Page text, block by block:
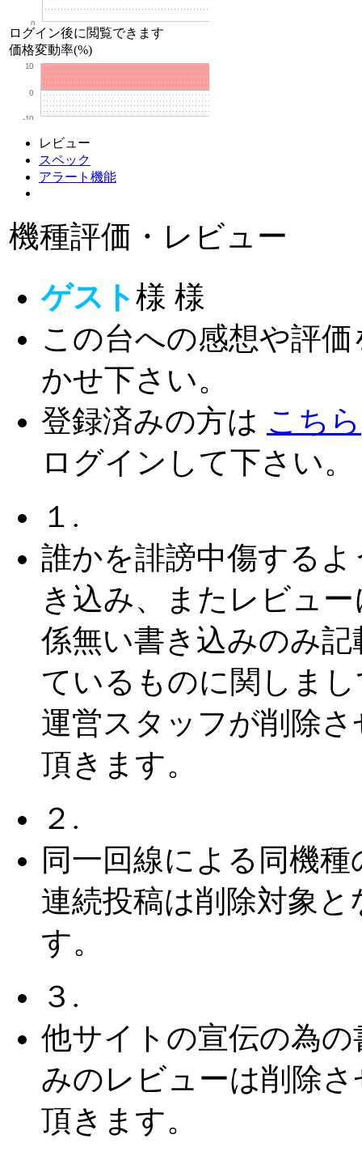
0
ログイン後に閲覧できます
価格変動率(%)
-10
0
10
レビュー
スペック
アラート機能
機種評価・レビュー
ゲスト様 様
この台への感想や評価
かせ下さい。
登録済みの方は こちら
ログインして下さい。
１.
誰かを誹謗中傷するよ
き込み、またレビュー
係無い書き込みのみ記
ているものに関しま
運営スタッフが削除さ
頂きます。
２.
同一回線による同機種
連続投稿は削除対象と
す。
３.
他サイトの宣伝の為の
みのレビューは削除さ
頂きます。